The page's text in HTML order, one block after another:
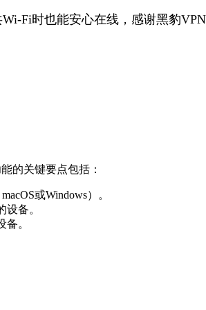
Fi时也能安心在线，感谢黑豹VPN
的关键要点包括：
或Windows）。
备。
。